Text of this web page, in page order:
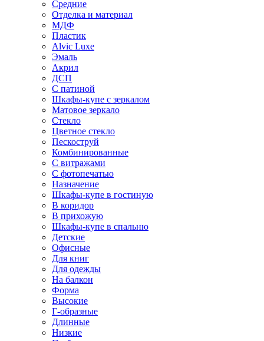
Средние
Отделка и материал
МДФ
Пластик
Alvic Luxe
Эмаль
Акрил
ДСП
С патиной
Шкафы-купе с зеркалом
Матовое зеркало
Стекло
Цветное стекло
Пескоструй
Комбинированные
С витражами
С фотопечатью
Назначение
Шкафы-купе в гостиную
В коридор
В прихожую
Шкафы-купе в спальню
Детские
Офисные
Для книг
Для одежды
На балкон
Форма
Высокие
Г-образные
Длинные
Низкие